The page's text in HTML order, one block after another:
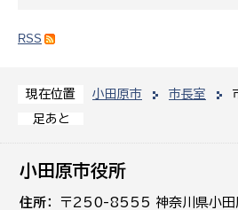
現在位置 小田原市 市長室
足あと
RSS
小田原市役所
住所
〒250-8555 神奈川県小田